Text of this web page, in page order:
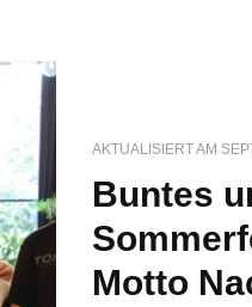
AKTUALISIERT AM
Buntes
Motto